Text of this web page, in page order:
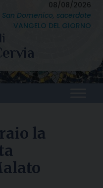
08/08/2026
San Domenico, sacerdote
VANGELO DEL GIORNO
la